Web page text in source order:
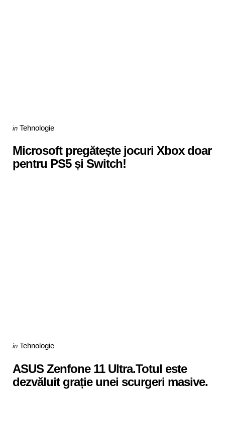
Categories
Posted
in Tehnologie
Microsoft pregătește jocuri Xbox doar
pentru PS5 și Switch!
Categories
Posted
in Tehnologie
ASUS Zenfone 11 Ultra.Totul este
dezvăluit grație unei scurgeri masive.